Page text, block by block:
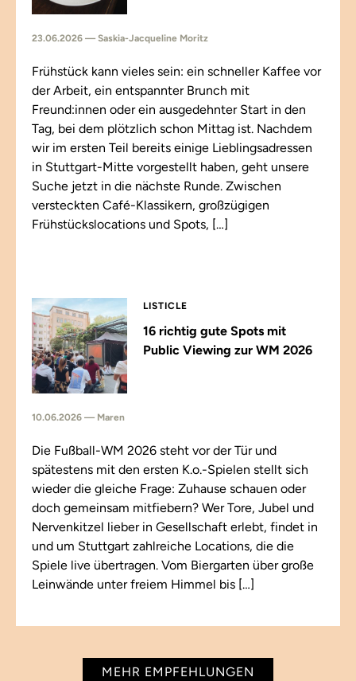
23.06.2026 — Saskia-Jacqueline Moritz
Frühstück kann vieles sein: ein schneller Kaffee vor
der Arbeit, ein entspannter Brunch mit
Freund:innen oder ein ausgedehnter Start in den
Tag, bei dem plötzlich schon Mittag ist. Nachdem
wir im ersten Teil bereits einige Lieblingsadressen
in Stuttgart-Mitte vorgestellt haben, geht unsere
Suche jetzt in die nächste Runde. Zwischen
versteckten Café-Klassikern, großzügigen
Frühstückslocations und Spots, […]
LISTICLE
16 richtig gute Spots mit
Public Viewing zur WM 2026
10.06.2026 — Maren
Die Fußball-WM 2026 steht vor der Tür und
spätestens mit den ersten K.o.-Spielen stellt sich
wieder die gleiche Frage: Zuhause schauen oder
doch gemeinsam mitfiebern? Wer Tore, Jubel und
Nervenkitzel lieber in Gesellschaft erlebt, findet in
und um Stuttgart zahlreiche Locations, die die
Spiele live übertragen. Vom Biergarten über große
Leinwände unter freiem Himmel bis […]
MEHR EMPFEHLUNGEN